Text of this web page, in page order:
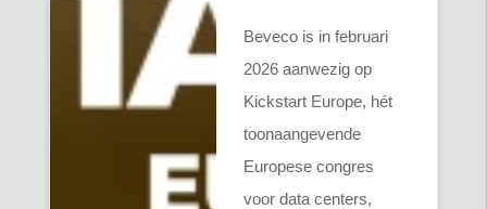
Beveco is in februari
2026 aanwezig op
Kickstart Europe, hét
toonaangevende
Europese congres
voor data centers,